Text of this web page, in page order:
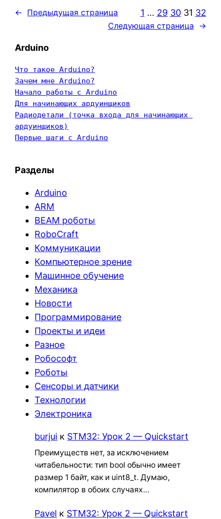
← Предыдущая страница 1 … 29 30 31 32
Следующая страница →
Arduino
Что такое Arduino?
Зачем мне Arduino?
Начало работы с Arduino
Для начинающих ардуинщиков
Радиодетали (точка входа для начинающих
ардуинщиков)
Первые шаги с Arduino
Разделы
Arduino
ARM
BEAM роботы
RoboCraft
Коммуникации
Компьютерное зрение
Машинное обучение
Механика
Новости
Программирование
Проекты и идеи
Разное
Робософт
Роботы
Сенсоры и датчики
Технологии
Электроника
burjui к STM32: Урок 2 — Quickstart
Преимуществ нет, за исключением
читабельности: тип bool обычно имеет
размер 1 байт, как и uint8_t. Думаю,
компилятор в обоих случаях…
Pavel к STM32: Урок 2 — Quickstart